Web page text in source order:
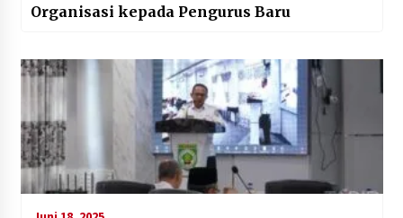
Organisasi kepada Pengurus Baru